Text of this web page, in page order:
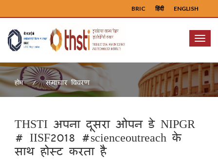
ENGLISH
हिंदी
BRIC
Menu
होम समाचार विवरण
THSTI अपना दूसरा ओपन डे NIPGR
# IISF2018 #scienceoutreach के
साथ होस्ट करता है